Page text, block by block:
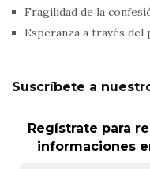
Fragilidad de la
Esperanza a través del
Suscríbete a
Regístrate para
informaciones